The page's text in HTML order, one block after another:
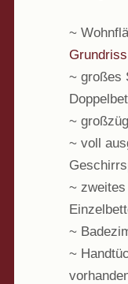
~
Grundriss
~ großes
~
~ voll
~
~
~